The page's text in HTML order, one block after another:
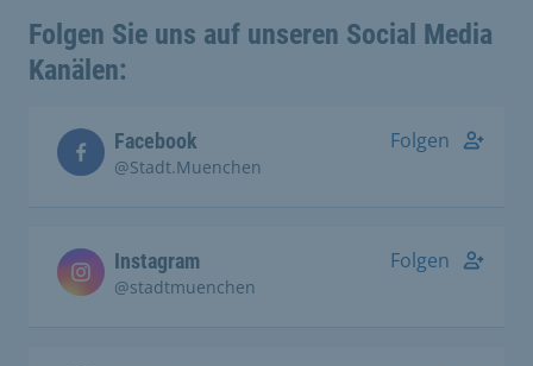
Folgen Sie uns auf unseren Social Media
Kanälen:
Facebook
@Stadt.Muenchen
Folgen
Instagram
@stadtmuenchen
Folgen